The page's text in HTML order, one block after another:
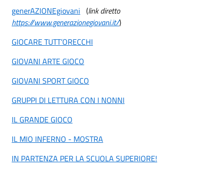
generAZIONEgiovani (link diretto
https://www.generazionegiovani.it/)
GIOCARE TUTT’ORECCHI
GIOVANI ARTE GIOCO
GIOVANI SPORT GIOCO
GRUPPI DI LETTURA CON I NONNI
IL GRANDE GIOCO
IL MIO INFERNO - MOSTRA
IN PARTENZA PER LA SCUOLA SUPERIORE!